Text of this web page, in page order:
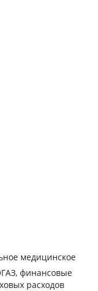
медицинское
финансовые
расходов